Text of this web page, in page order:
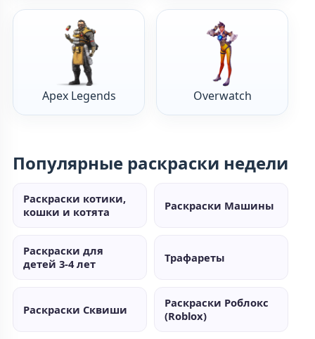
Apex Legends Overwatch
Популярные раскраски недели
Раскраски котики,
кошки и котята
Раскраски Машины
Раскраски для
детей 3-4 лет
Трафареты
Раскраски Сквиши
Раскраски Роблокс
(Roblox)